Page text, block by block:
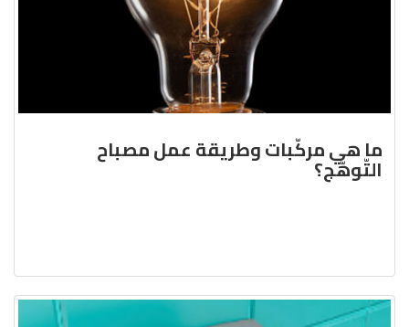
ما هي مركّبات وطريقة عمل مصباح
التّوهّج؟